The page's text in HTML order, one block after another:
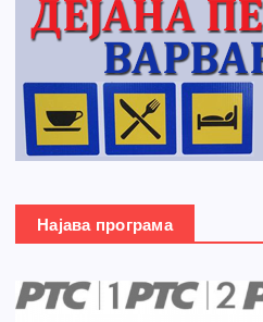
Најава програма